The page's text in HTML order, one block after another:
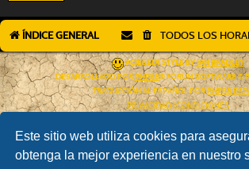
Este sitio web utiliza cookies para
obtenga la mejor experiencia en nuestro
ÍNDICE GENERAL TODOS LOS
AÇIEEED! STYLE BYIAN BRADLEY
DESARROLLADO POR PHPBB® FORUM SOFTWARE ©
TRADUCCIÓN AL ESPAÑOL POR PHPBB
PRIVACIDAD|CONDICIONES